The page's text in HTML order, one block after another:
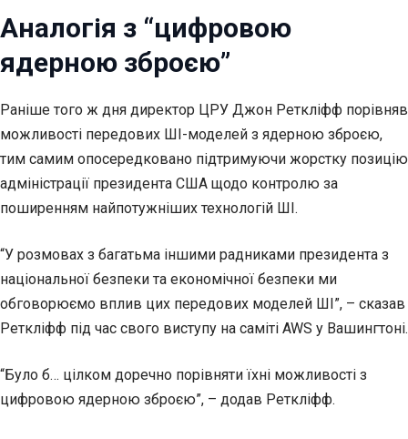
Аналогія з “цифровою
ядерною зброєю”
Раніше того ж дня директор ЦРУ Джон Реткліфф порівняв
можливості передових ШІ-моделей з ядерною зброєю,
тим самим опосередковано підтримуючи жорстку позицію
адміністрації президента США щодо контролю за
поширенням найпотужніших технологій ШІ.
“У розмовах з багатьма іншими радниками президента з
національної безпеки та економічної безпеки ми
обговорюємо вплив цих передових моделей ШІ”, – сказав
Реткліфф під час свого виступу на саміті AWS у Вашингтоні.
“Було б… цілком доречно порівняти їхні можливості з
цифровою ядерною зброєю”, – додав Реткліфф.